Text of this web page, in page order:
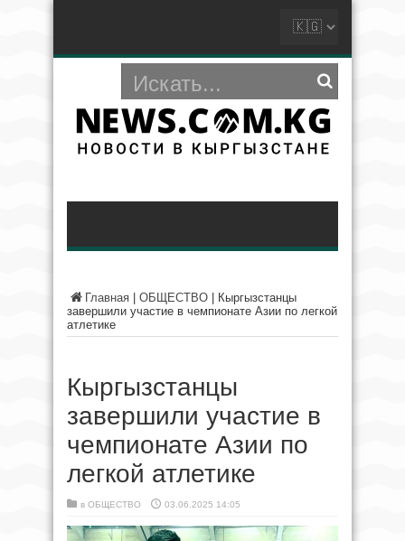
Главная ОБЩЕСТВО
Кыргызстанцы
завершили участие в чемпионате Азии по легкой
атлетике
Кыргызстанцы
завершили участие в
чемпионате Азии по
легкой атлетике
в ОБЩЕСТВО 03.06.2025 14:05